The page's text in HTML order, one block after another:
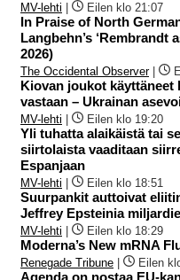
MV-lehti Eilen klo 21:07
In Praise of North
Langbehn’s ‘Rembrandt
2026)
The Occidental Observer|
Kiovan joukot käyttäneet
vastaan – Ukrainan
MV-lehti Eilen klo 19:20
Yli tuhatta alaikäistä tai
siirtolaista vaaditaan
Espanjaan
MV-lehti Eilen klo 18:51
Suurpankit auttoivat
Jeffrey Epsteinia
MV-lehti Eilen klo 18:29
Moderna’s New mRNA
Renegade Tribune Eilen
Agenda on nostaa EU-